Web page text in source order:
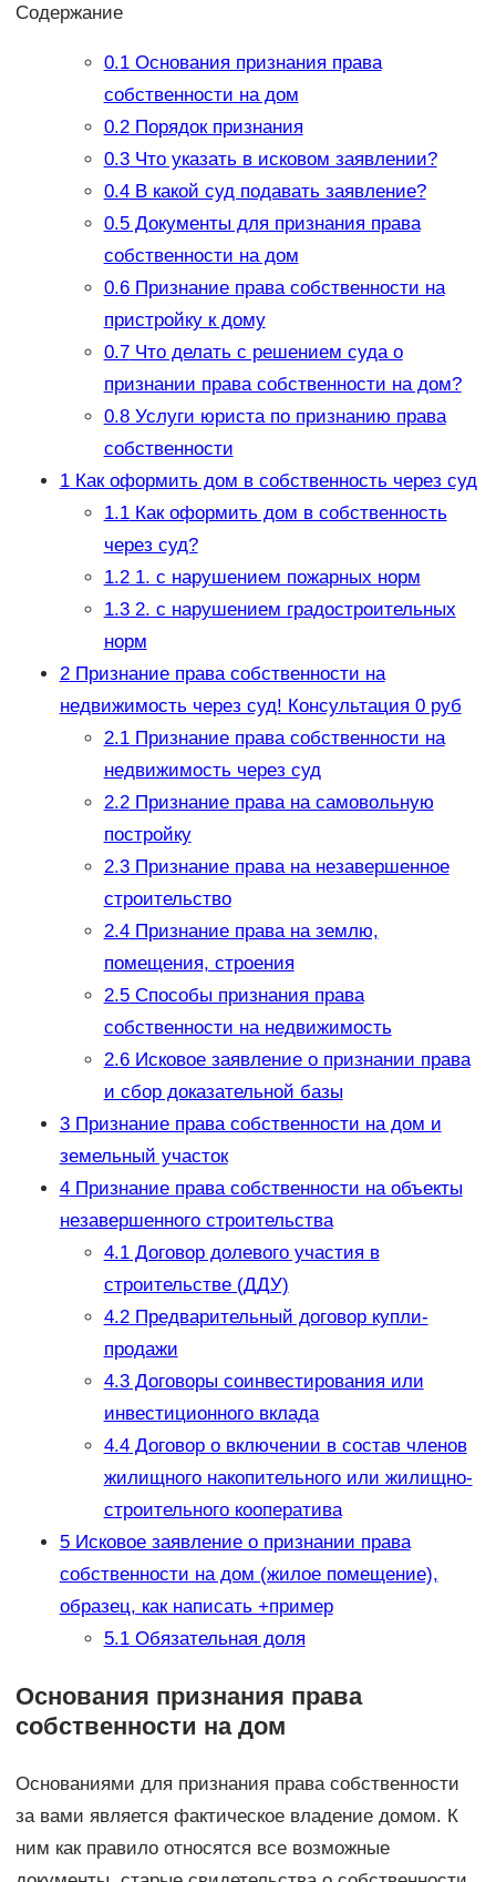
Содержание
0.1Основания признания права
собственности на дом
0.2Порядок признания
0.3Что указать в исковом заявлении?
0.4В какой суд подавать заявление?
0.5Документы для признания права
собственности на дом
0.6Признание права собственности на
пристройку к дому
0.7Что делать с решением суда о
признании права собственности на дом?
0.8Услуги юриста по признанию права
собственности
1Как оформить дом в собственность через суд
1.1Как оформить дом в собственность
через суд?
1.21. с нарушением пожарных норм
1.32. с нарушением градостроительных
норм
2Признание права собственности на
недвижимость через суд! Консультация 0 руб
2.1Признание права собственности на
недвижимость через суд
2.2Признание права на самовольную
постройку
2.3Признание права на незавершенное
строительство
2.4Признание права на землю,
помещения, строения
2.5Способы признания права
собственности на недвижимость
2.6Исковое заявление о признании права
и сбор доказательной базы
3Признание права собственности на дом и
земельный участок
4Признание права собственности на объекты
незавершенного строительства
4.1Договор долевого участия в
строительстве (ДДУ)
4.2Предварительный договор купли-
продажи
4.3Договоры соинвестирования или
инвестиционного вклада
4.4Договор о включении в состав членов
жилищного накопительного или жилищно-
строительного кооператива
5Исковое заявление о признании права
собственности на дом (жилое помещение),
образец, как написать +пример
5.1Обязательная доля
Основания признания права
собственности на дом
Основаниями для признания права собственности
за вами является фактическое владение домом. К
ним как правило относятся все возможные